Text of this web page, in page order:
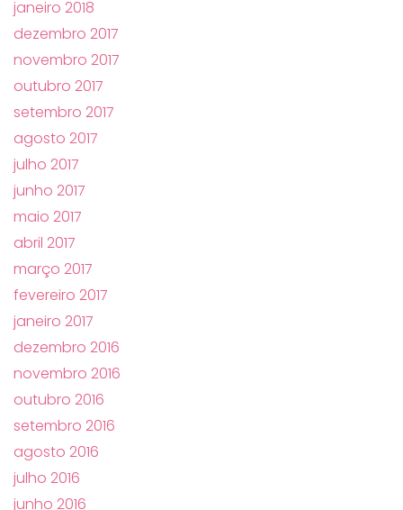
janeiro 2018
dezembro 2017
novembro 2017
outubro 2017
setembro 2017
agosto 2017
julho 2017
junho 2017
maio 2017
abril 2017
março 2017
fevereiro 2017
janeiro 2017
dezembro 2016
novembro 2016
outubro 2016
setembro 2016
agosto 2016
julho 2016
junho 2016